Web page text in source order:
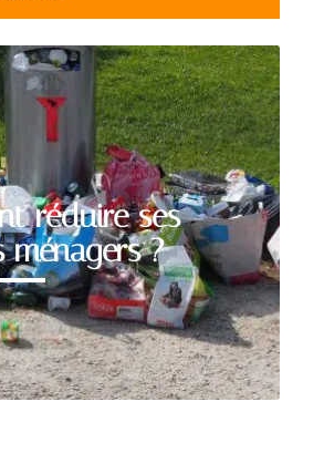
réduire ses
ménagers ?